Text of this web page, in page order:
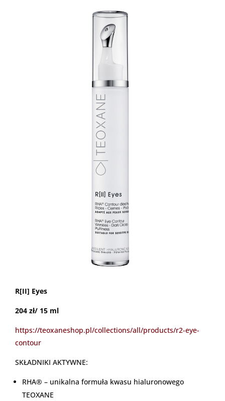
R[II] Eyes
204 zł/ 15 ml
https://teoxaneshop.pl/collections/all/products/r2-eye-
contour
SKŁADNIKI AKTYWNE:
RHA® – unikalna formuła kwasu hialuronowego
TEOXANE